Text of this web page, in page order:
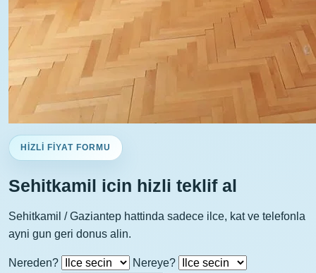
HIZLI FIYAT FORMU
Sehitkamil icin hizli teklif al
Sehitkamil / Gaziantep hattinda sadece ilce, kat ve telefonla
ayni gun geri donus alin.
Nereden?
Nereye?